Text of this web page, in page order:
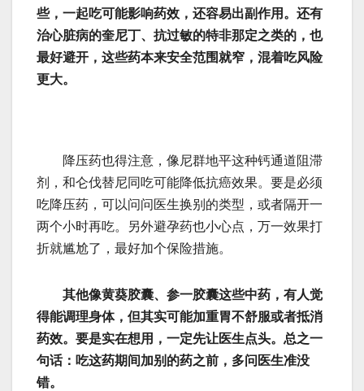
些，一起吃可能影响药效，还容易出副作用。还有
治心脏病的奎尼丁、抗过敏的特非那定之类的，也
最好避开，这些药本来安全范围就窄，混着吃风险
更大。
降压药也得注意，像尼群地平这种钙通道阻滞
剂，和仑伐替尼同吃可能降低抗癌效果。要是必须
吃降压药，可以问问医生换别的类型，或者隔开一
两个小时再吃。另外避孕药也小心点，万一效果打
折就尴尬了，最好加个保险措施。
其他像黄葵胶囊、参一胶囊这些中药，有人觉
得能调理身体，但其实可能加重胃不舒服或者抵消
药效。要是实在想用，一定先让医生点头。总之一
句话：吃这药期间加别的药之前，多问医生准没
错。